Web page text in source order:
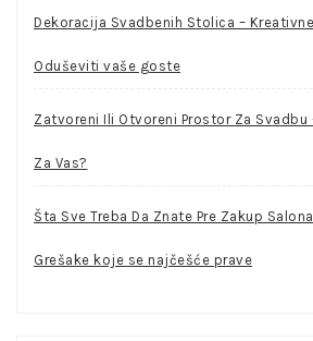
Dekoracija Svadbenih Stolica –
Oduševiti vaše goste
Zatvoreni Ili Otvoreni Prostor Za Svadbu
Za Vas?
Šta Sve Treba Da Znate Pre Zakup
Grešake koje se najčešće prave